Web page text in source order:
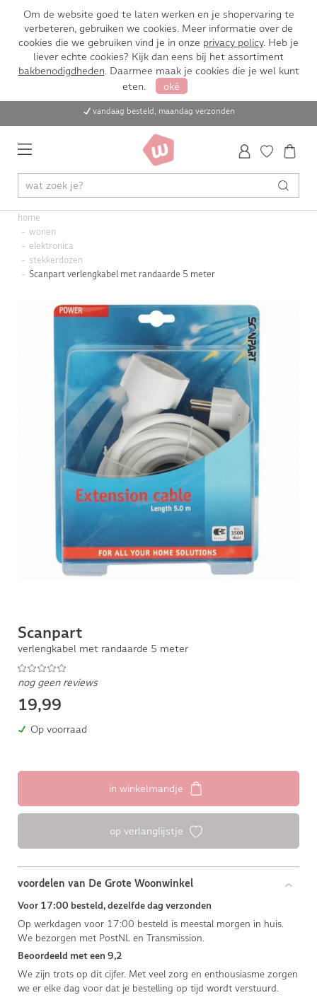
Om de website goed te laten werken en je shopervaring te
verbeteren, gebruiken we cookies. Meer informatie over de
cookies die we gebruiken vind je in onze privacy policy. Heb je
liever echte cookies? Kijk dan eens bij het assortiment
bakbenodigdheden. Daarmee maak je cookies die je wel kunt
eten.
oké
vandaag besteld, maandag verzonden
home
wonen
elektronica
stekkerdozen
Scanpart verlengkabel met randaarde 5 meter
Scanpart
verlengkabel met randaarde 5 meter
nog geen reviews
19,99
Op voorraad
in winkelmandje
op verlanglijstje
voordelen van De Grote Woonwinkel
Voor 17:00 besteld, dezelfde dag verzonden
Op werkdagen voor 17:00 besteld is meestal morgen in huis.
We bezorgen met PostNL en Transmission.
Beoordeeld met een 9,2
We zijn trots op dit cijfer. Met veel zorg en enthousiasme zorgen
we er elke dag voor dat je bestelling op tijd wordt verstuurd.